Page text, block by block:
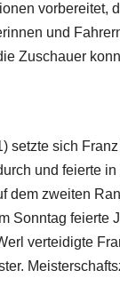
vorbereitet,
und
Zuschauer
setzte sich
und feierte
dem zweiten
Sonntag feierte
verteidigte